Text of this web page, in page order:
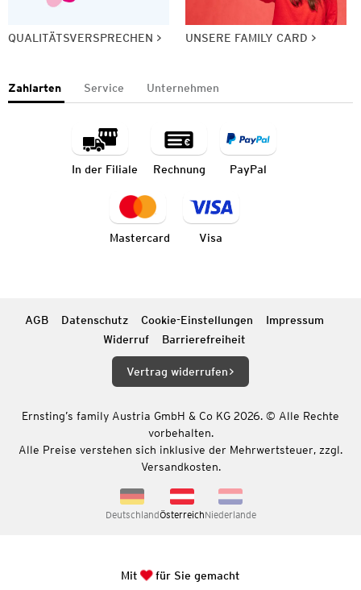
QUALITÄTSVERSPRECHEN UNSERE FAMILY CARD
Zahlarten Service Unternehmen
In der Filiale Rechnung PayPal
Mastercard Visa
AGB Datenschutz Cookie-Einstellungen
Impressum
Widerruf
Barrierefreiheit
Vertrag widerrufen
Ernsting’s family Austria GmbH & Co KG 2026. © Alle Rechte
vorbehalten.
Alle Preise verstehen sich inklusive der Mehrwertsteuer, zzgl.
Versandkosten.
DeutschlandÖsterreichNiederlande
Mit für Sie gemacht